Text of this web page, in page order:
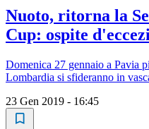
Nuoto, ritorna la
Cup: ospite
Domenica 27 gennaio a Pavia
Lombardia si sfideranno in
23 Gen 2019 - 16:45